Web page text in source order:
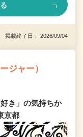
掲載終了日： 2026/09/04
ジャー）
き」の気持ちか
京都